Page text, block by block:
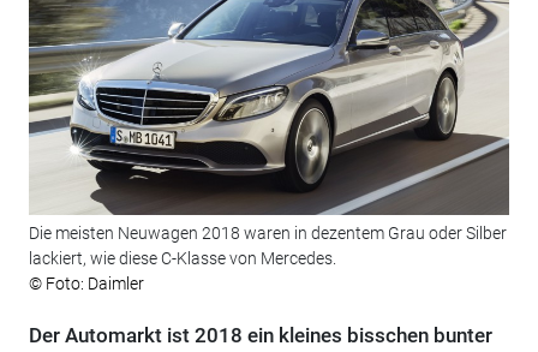
Die meisten Neuwagen 2018 waren in dezentem Grau oder Silber
lackiert, wie diese C-Klasse von Mercedes.
© Foto: Daimler
Der Automarkt ist 2018 ein kleines bisschen bunter